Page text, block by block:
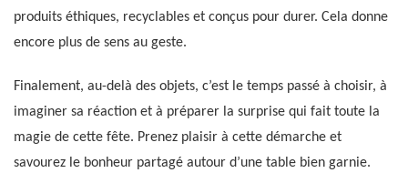
produits éthiques, recyclables et conçus pour durer. Cela donne
encore plus de sens au geste.
Finalement, au-delà des objets, c’est le temps passé à choisir, à
imaginer sa réaction et à préparer la surprise qui fait toute la
magie de cette fête. Prenez plaisir à cette démarche et
savourez le bonheur partagé autour d’une table bien garnie.